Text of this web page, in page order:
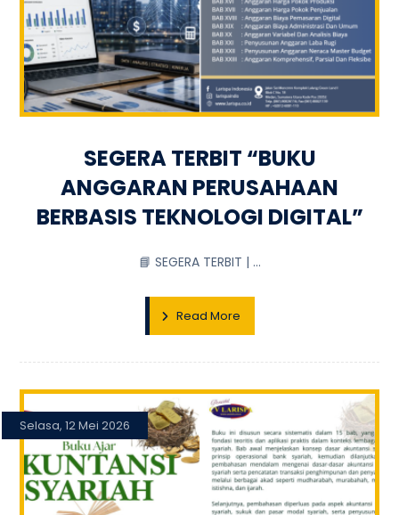
SEGERA TERBIT “BUKU
ANGGARAN PERUSAHAAN
BERBASIS TEKNOLOGI DIGITAL”
📘 SEGERA TERBIT | ...
Read More
Selasa, 12 Mei 2026